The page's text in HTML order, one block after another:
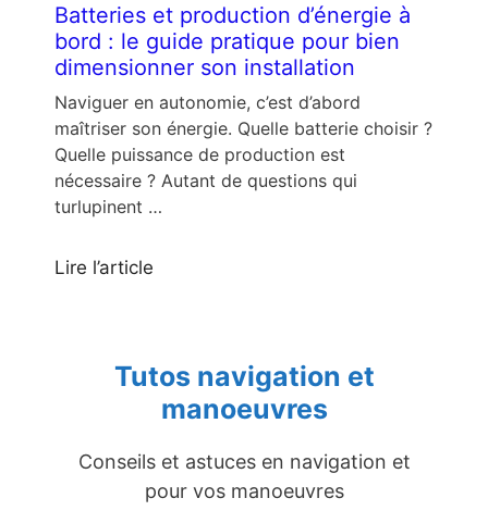
Batteries et production d’énergie à
bord : le guide pratique pour bien
dimensionner son installation
Naviguer en autonomie, c’est d’abord
maîtriser son énergie. Quelle batterie choisir ?
Quelle puissance de production est
nécessaire ? Autant de questions qui
turlupinent …
Lire l’article
Tutos navigation et
manoeuvres
Conseils et astuces en navigation et
pour vos manoeuvres